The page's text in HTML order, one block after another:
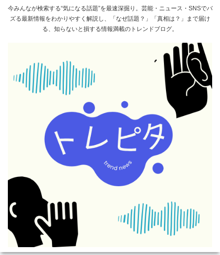
今みんなが検索する“気になる話題”を最速深掘り。芸能・ニュース・SNSでバ
ズる最新情報をわかりやすく解説し、「なぜ話題？」「真相は？」まで届け
る、知らないと損する情報満載のトレンドブログ。